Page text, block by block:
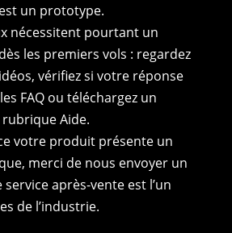
un prototype.
nécessitent pourtant un
les premiers vols : regardez
vérifiez si votre réponse
FAQ ou téléchargez un
Aide.
votre produit présente un
merci de nous envoyer un
après-vente est l’un
de l’industrie.